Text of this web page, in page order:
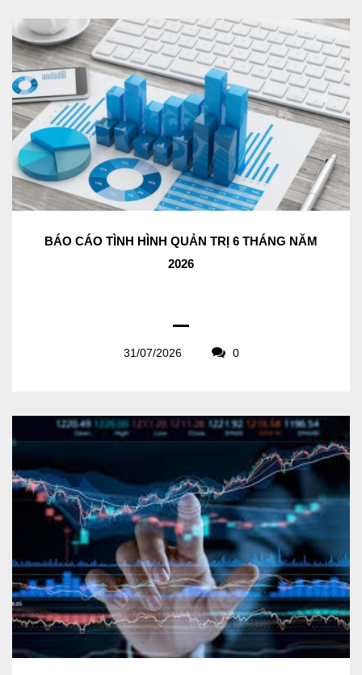
BÁO CÁO TÌNH HÌNH QUẢN TRỊ 6 THÁNG NĂM
2026
31/07/2026 0